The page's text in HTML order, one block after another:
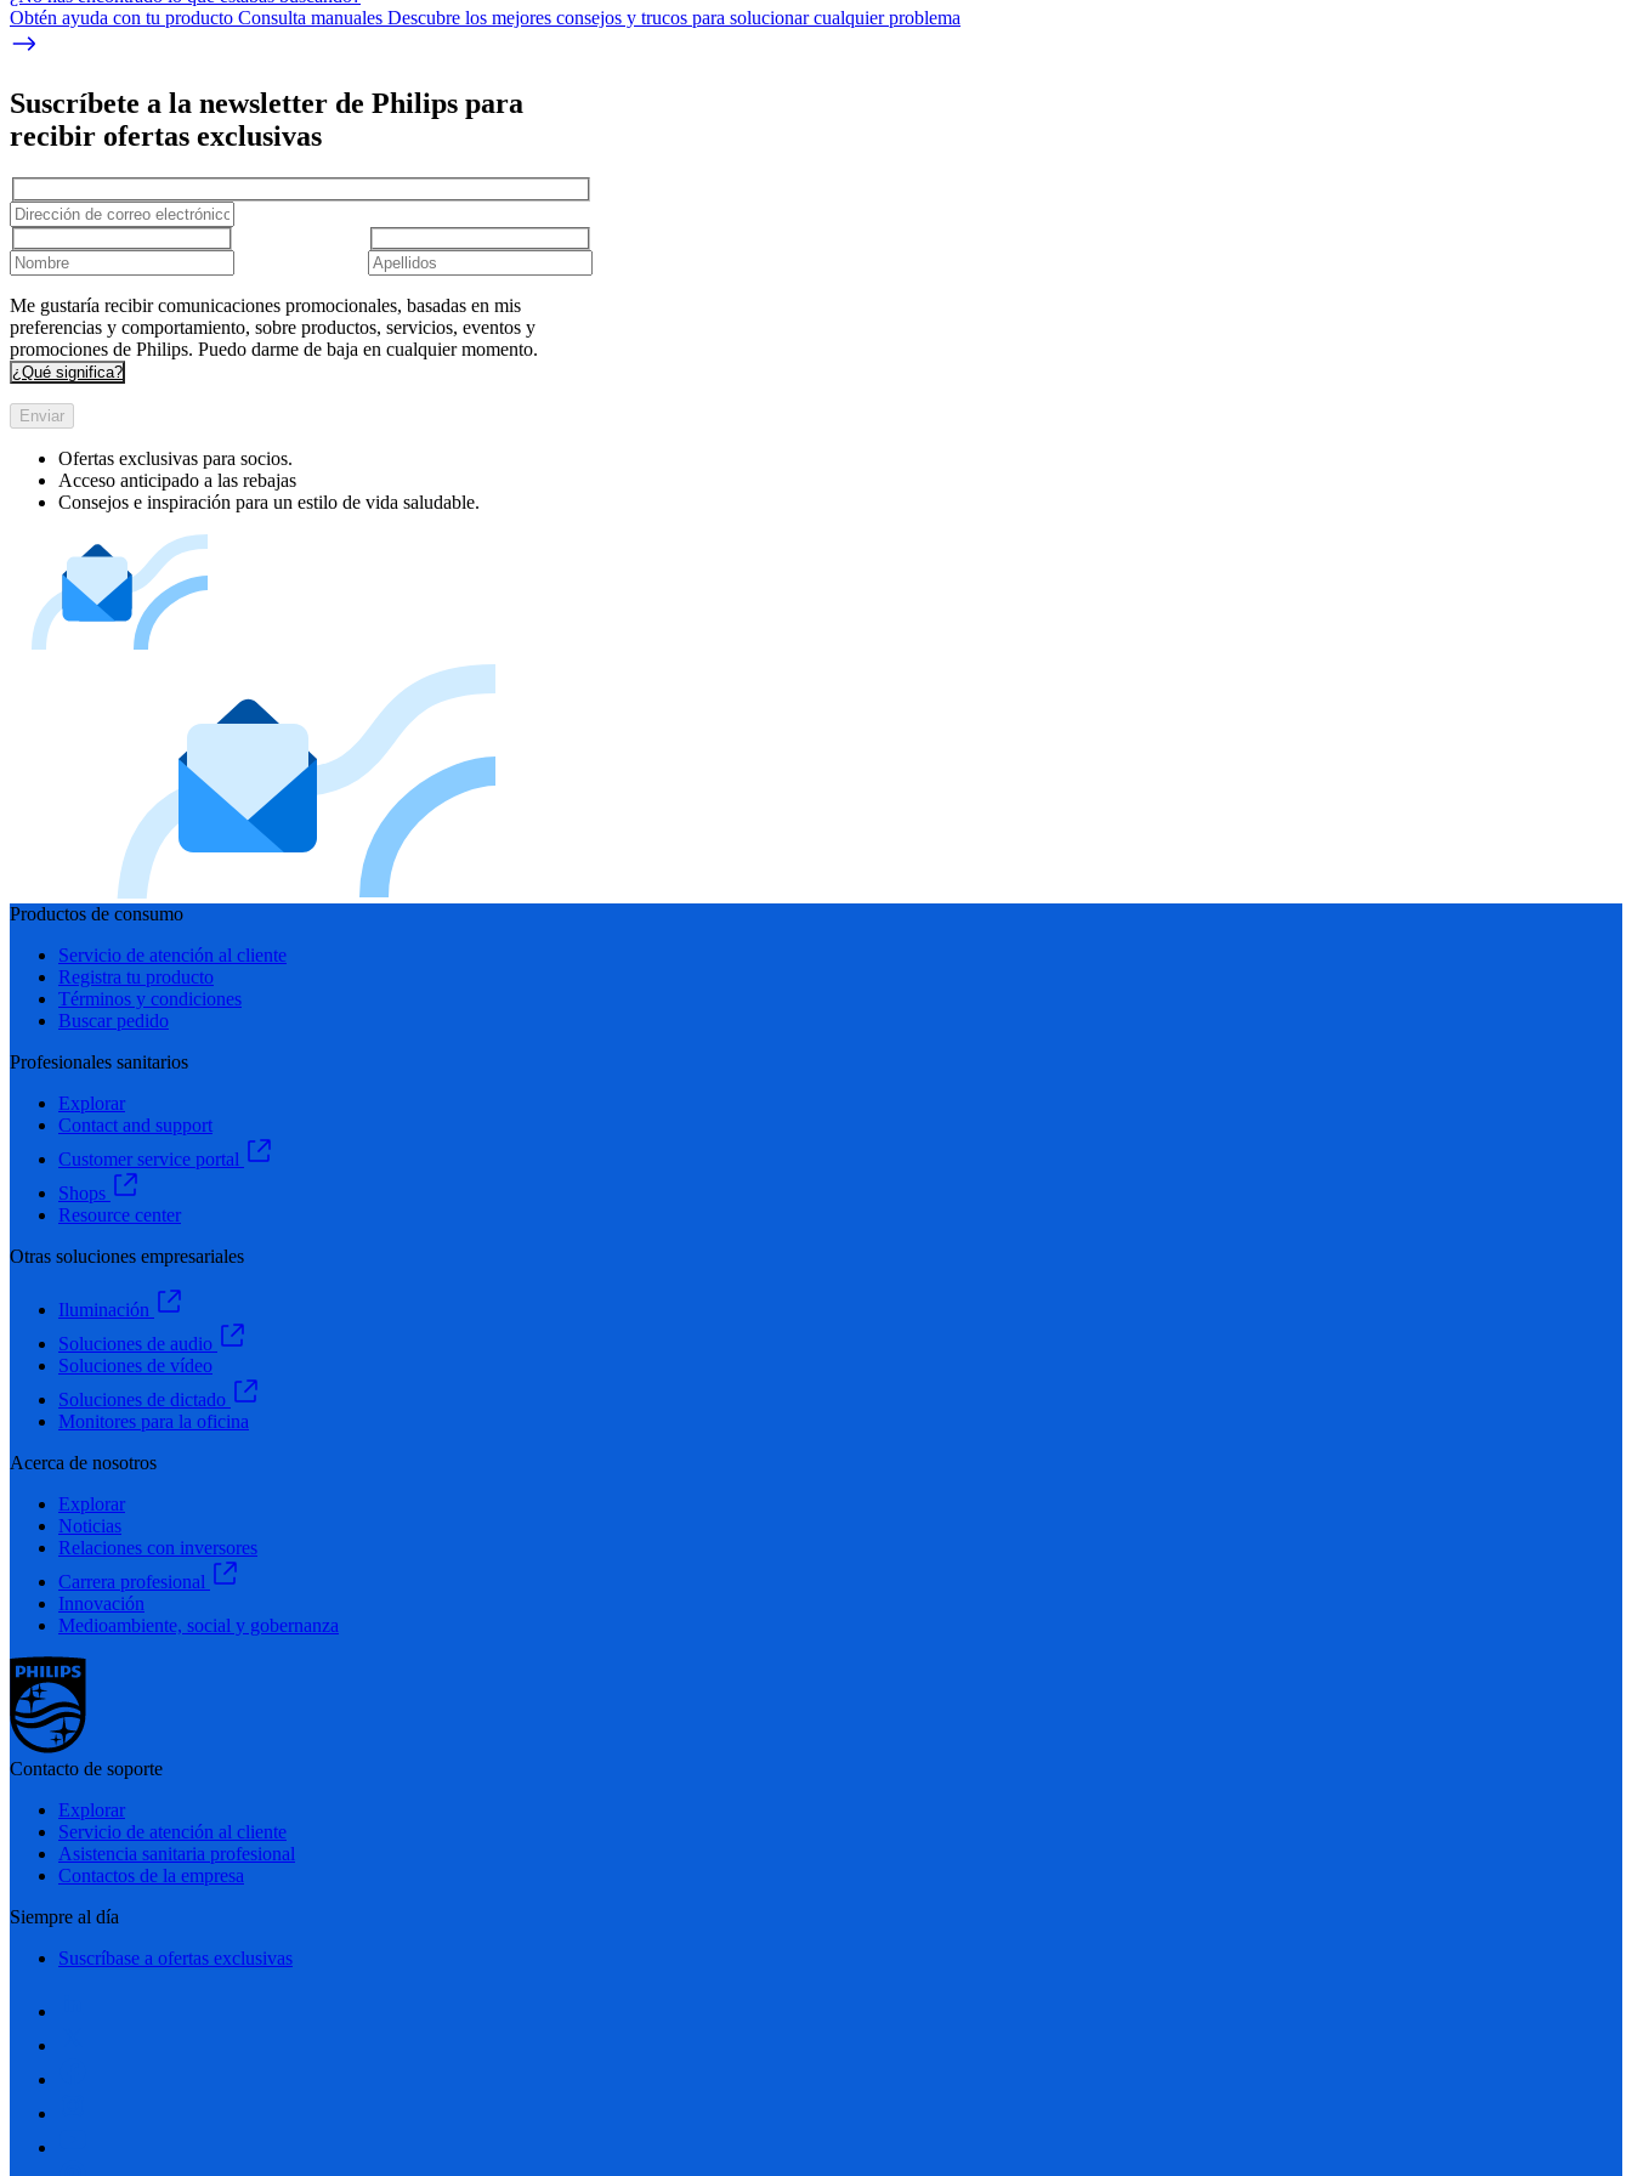
Obtén ayuda con tu producto Consulta manuales Descubre los mejores consejos y trucos para solucionar cualquier problema
Suscríbete a la newsletter de Philips para
recibir ofertas exclusivas
Me gustaría recibir comunicaciones promocionales, basadas en mis
preferencias y comportamiento, sobre productos, servicios, eventos y
promociones de Philips. Puedo darme de baja en cualquier momento.
¿Qué significa?
Enviar
Ofertas exclusivas para socios.
Acceso anticipado a las rebajas
Consejos e inspiración para un estilo de vida saludable.
Productos de consumo
Servicio de atención al cliente
Registra tu producto
Términos y condiciones
Buscar pedido
Profesionales sanitarios
Explorar
Contact and support
Customer service portal
Shops
Resource center
Otras soluciones empresariales
Iluminación
Soluciones de audio
Soluciones de vídeo
Soluciones de dictado
Monitores para la oficina
Acerca de nosotros
Explorar
Noticias
Relaciones con inversores
Carrera profesional
Innovación
Medioambiente, social y gobernanza
Contacto de soporte
Explorar
Servicio de atención al cliente
Asistencia sanitaria profesional
Contactos de la empresa
Siempre al día
Suscríbase a ofertas exclusivas